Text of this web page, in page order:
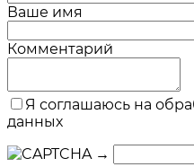
Ваше имя
Комментарий
Я соглашаюсь на
данных
→